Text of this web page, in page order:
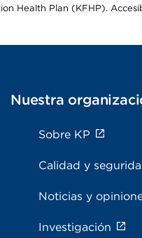
Health Plan (KFHP).
Nuestra
Sobre KP
Calidad y
Noticias y
Investigación